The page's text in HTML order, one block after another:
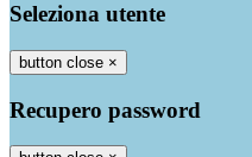
Seleziona utente
button close ×
Recupero password